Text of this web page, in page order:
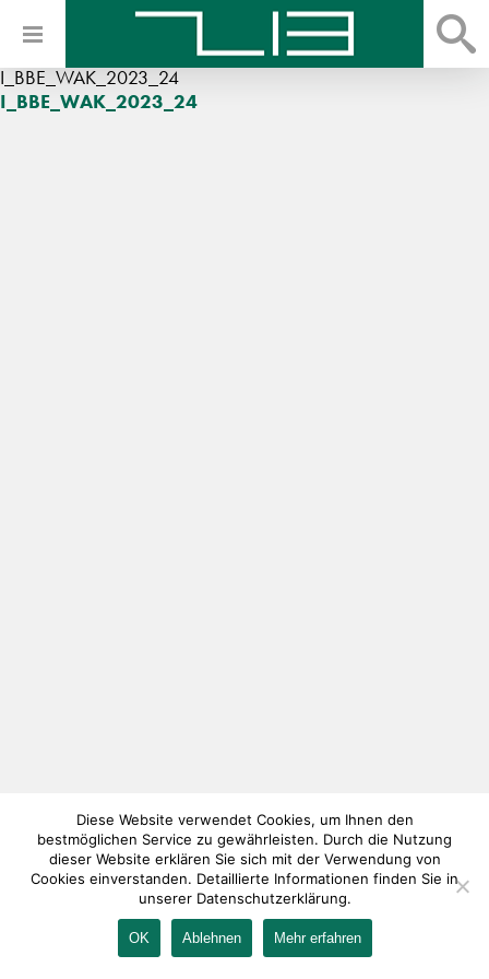
I_BBE_WAK_2023_24
I_BBE_WAK_2023_24
IMPRESSUM KONTAKT AGB DATENSCHUTZ
Diese Website verwendet Cookies, um Ihnen den
bestmöglichen Service zu gewährleisten. Durch die Nutzung
dieser Website erklären Sie sich mit der Verwendung von
Cookies einverstanden. Detaillierte Informationen finden Sie in
unserer Datenschutzerklärung.
OK Ablehnen Mehr erfahren